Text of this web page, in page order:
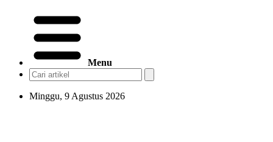
Menu
Minggu, 9 Agustus 2026